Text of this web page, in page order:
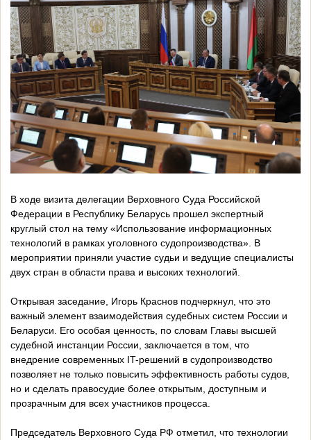
В ходе визита делегации Верховного Суда Российской
Федерации в Республику Беларусь прошел экспертный
круглый стол на тему «Использование информационных
технологий в рамках уголовного судопроизводства». В
мероприятии приняли участие судьи и ведущие специалисты
двух стран в области права и высоких технологий.
Открывая заседание, Игорь Краснов подчеркнул, что это
важный элемент взаимодействия судебных систем России и
Беларуси. Его особая ценность, по словам Главы высшей
судебной инстанции России, заключается в том, что
внедрение современных IT-решений в судопроизводство
позволяет не только повысить эффективность работы судов,
но и сделать правосудие более открытым, доступным и
прозрачным для всех участников процесса.
Председатель Верховного Суда РФ отметил, что технологии